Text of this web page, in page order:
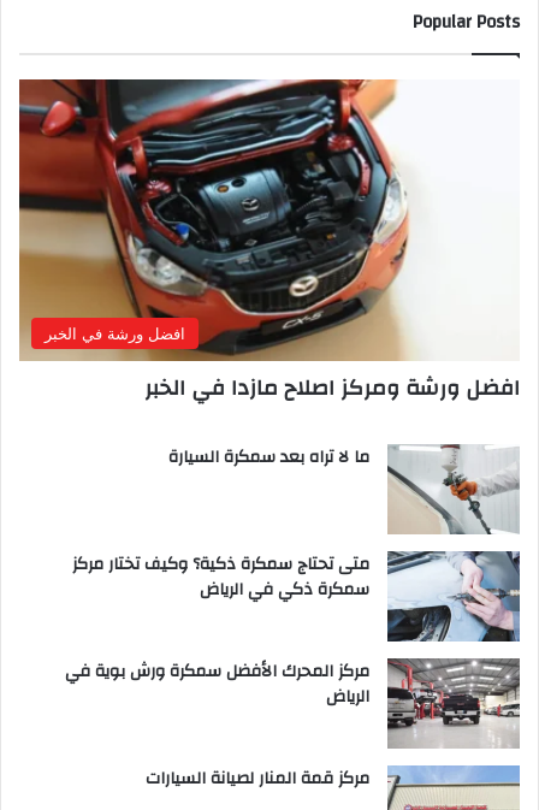
Popular Posts
افضل ورشة في الخبر
افضل ورشة ومركز اصلاح مازدا في الخبر
ما لا تراه بعد سمكرة السيارة
متى تحتاج سمكرة ذكية؟ وكيف تختار مركز
سمكرة ذكي في الرياض
مركز المحرك الأفضل سمكرة ورش بوية في
الرياض
مركز قمة المنار لصيانة السيارات